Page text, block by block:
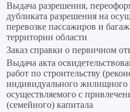
Выдача разрешения,
дубликата разрешения на
перевозке пассажиров и
территории области
Заказ справки о первичном
Выдача акта
работ по строительству
индивидуального жилищного
осуществляемого с
(семейного) капитала